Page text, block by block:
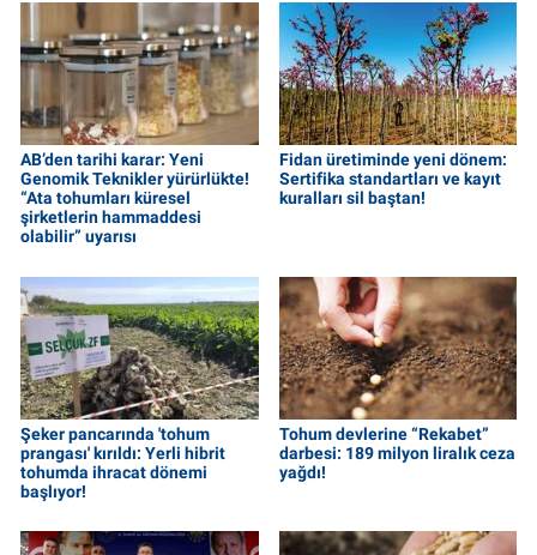
AB’den tarihi karar: Yeni
Genomik Teknikler yürürlükte!
“Ata tohumları küresel
şirketlerin hammaddesi
olabilir” uyarısı
Fidan üretiminde yeni dönem:
Sertifika standartları ve kayıt
kuralları sil baştan!
Şeker pancarında 'tohum
prangası' kırıldı: Yerli hibrit
tohumda ihracat dönemi
başlıyor!
Tohum devlerine “Rekabet”
darbesi: 189 milyon liralık ceza
yağdı!